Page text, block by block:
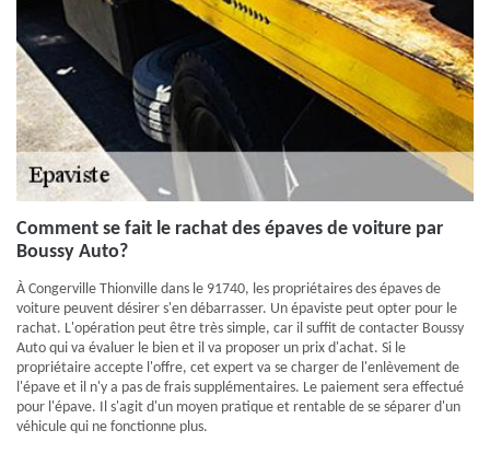
Comment se fait le rachat des épaves de voiture par
Boussy Auto?
À Congerville Thionville dans le 91740, les propriétaires des épaves de
voiture peuvent désirer s'en débarrasser. Un épaviste peut opter pour le
rachat. L'opération peut être très simple, car il suffit de contacter Boussy
Auto qui va évaluer le bien et il va proposer un prix d'achat. Si le
propriétaire accepte l'offre, cet expert va se charger de l'enlèvement de
l'épave et il n'y a pas de frais supplémentaires. Le paiement sera effectué
pour l'épave. Il s'agit d'un moyen pratique et rentable de se séparer d'un
véhicule qui ne fonctionne plus.